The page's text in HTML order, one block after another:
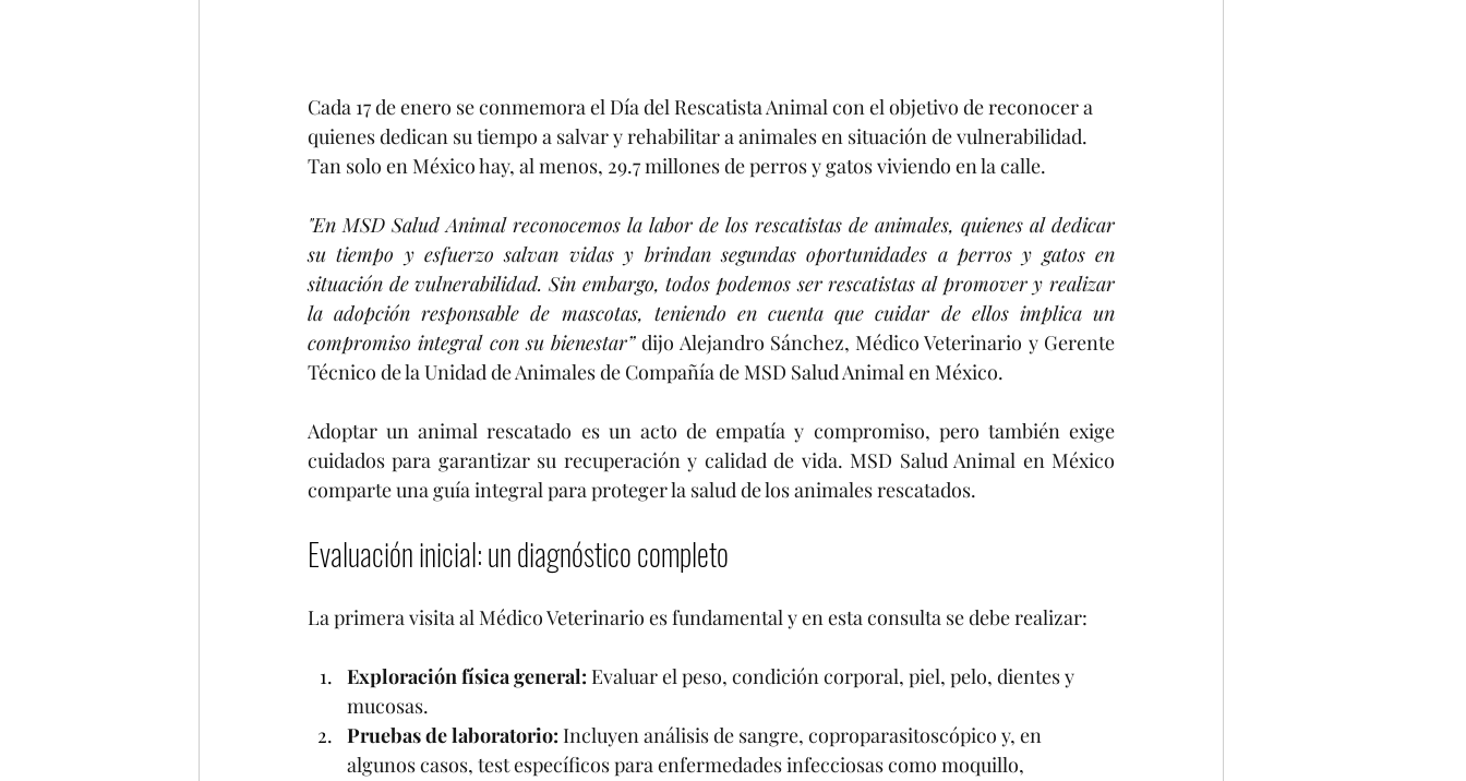
Cada 17 de enero se conmemora el Día del Rescatista Animal con el objetivo de reconocer a
quienes dedican su tiempo a salvar y rehabilitar a animales en situación de vulnerabilidad.
Tan solo en México hay, al menos, 29.7 millones de perros y gatos viviendo en la calle.
"En MSD Salud Animal reconocemos la labor de los rescatistas de animales, quienes al dedicar
su tiempo y esfuerzo salvan vidas y brindan segundas oportunidades a perros y gatos en
situación de vulnerabilidad. Sin embargo, todos podemos ser rescatistas al promover y realizar
la adopción responsable de mascotas, teniendo en cuenta que cuidar de ellos implica un
compromiso integral con su bienestar” dijo Alejandro Sánchez, Médico Veterinario y Gerente
Técnico de la Unidad de Animales de Compañía de MSD Salud Animal en México.
Adoptar un animal rescatado es un acto de empatía y compromiso, pero también exige
cuidados para garantizar su recuperación y calidad de vida. MSD Salud Animal en México
comparte una guía integral para proteger la salud de los animales rescatados.
Evaluación inicial: un diagnóstico completo
La primera visita al Médico Veterinario es fundamental y en esta consulta se debe realizar:
Exploración física general: Evaluar el peso, condición corporal, piel, pelo, dientes y
mucosas.
Pruebas de laboratorio: Incluyen análisis de sangre, coproparasitoscópico y, en
algunos casos, test específicos para enfermedades infecciosas como moquillo,